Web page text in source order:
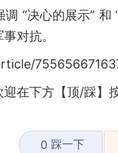
“决心的展示”
对抗。
在下方【顶/踩】
0 踩一下